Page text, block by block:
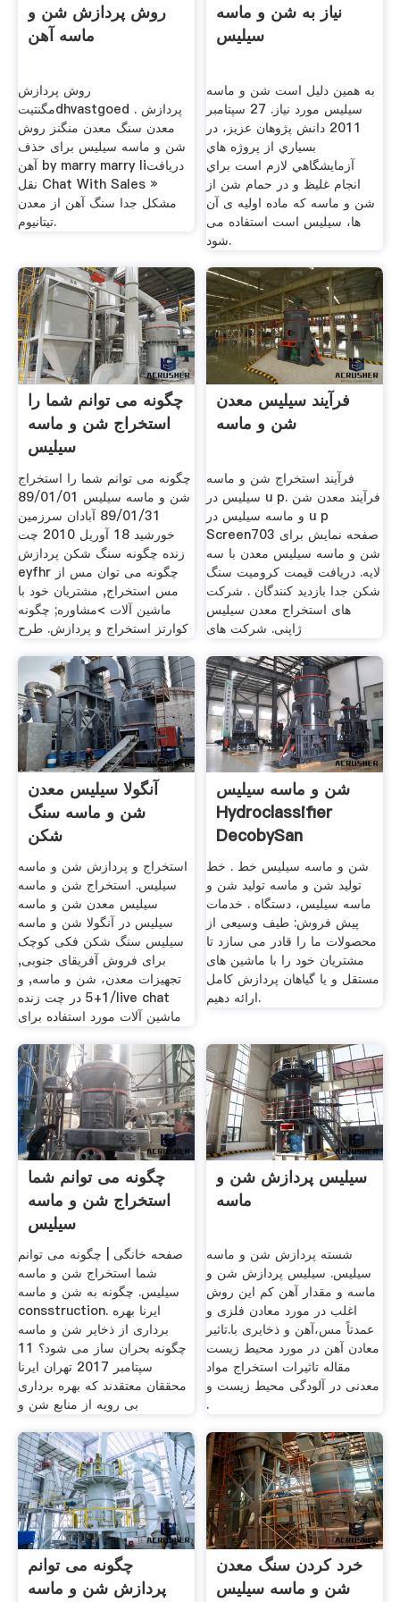
روش پردازش شن و
ماسه آهن
روش پردازش
مگنتیتdhvastgoed . پردازش
معدن سنگ معدن منگنز روش
شن و ماسه سیلیس برای حذف
آهن by marry marry liدریافت
نقل Chat With Sales »
مشکل جدا سنگ آهن از معدن
تیتانیوم.
نیاز به شن و ماسه
سیلیس
به همین دلیل است شن و ماسه
سیلیس مورد نیاز. 27 سپتامبر
2011 دانش پژوهان عزيز، در
بسياري از پروژه هاي
آزمايشگاهي لازم است براي
انجام غلیظ و در حمام شن از
شن و ماسه که ماده اولیه ی آن
ها، سیلیس است استفاده می
شود.
چگونه می توانم شما را
استخراج شن و ماسه
سیلیس
چگونه می توانم شما را استخراج
شن و ماسه سیلیس 89/01/01
89/01/31 آبادان سرزمین
خورشید 18 آوريل 2010 چت
زنده چگونه سنگ شکن پردازش
eyfhr چگونه می توان مس از
مس استخراج, مشتریان خود با
ماشین آلات >مشاوره; چگونه
کوارتز استخراج و پردازش. طرح
فرآیند سیلیس معدن
شن و ماسه
فرآیند استخراج شن و ماسه
سیلیس در u p. فرآیند معدن شن
و ماسه سیلیس در u p
Screen703 صفحه نمایش برای
شن و ماسه سیلیس معدن با سه
لایه. دریافت قیمت کرومیت سنگ
شکن جدا بازدید کنندگان . شرکت
های استخراج معدن سیلیس
ژاپنی. شرکت های
آنگولا سیلیس معدن
شن و ماسه سنگ
شکن
استخراج و پردازش شن و ماسه
سیلیس. استخراج شن و ماسه
سیلیس معدن شن و ماسه
سیلیس در آنگولا شن و ماسه
سیلیس سنگ شکن فکی کوچک
برای فروش آفریقای جنوبی,
تجهیزات معدن، شن و ماسه, و
1+5 در چت زنده/live chat
ماشین آلات مورد استفاده برای
شن و ماسه سیلیس
Hydroclassifier
DecobySan
شن و ماسه سیلیس خط . خط
تولید شن و ماسه تولید شن و
ماسه سیلیس، دستگاه . خدمات
پیش فروش: طیف وسیعی از
محصولات ما را قادر می سازد تا
مشتریان خود را با ماشین های
مستقل و یا گیاهان پردازش کامل
ارائه دهیم.
چگونه می توانم شما
استخراج شن و ماسه
سیلیس
صفحه خانگی | چگونه می توانم
شما استخراج شن و ماسه
سیلیس. چگونه به شن و ماسه
consstruction. ایرنا بهره
برداری از ذخایر شن و ماسه
چگونه بحران ساز می شود؟ 11
سپتامبر 2017 تهران ایرنا
محققان معتقدند که بهره برداری
بی رویه از منابع شن و
سیلیس پردازش شن و
ماسه
شسته پردازش شن و ماسه
سیلیس. سیلیس پردازش شن و
ماسه و مقدار آهن کم این روش
اغلب در مورد معادن فلزی و
عمدتاً مس،آهن و ذخایری با.تاثیر
معادن آهن در مورد محیط زیست
مقاله تاثیرات استخراج مواد
معدنی در آلودگی محیط زیست و
.
چگونه می توانم
پردازش شن و ماسه
خرد کردن سنگ معدن
شن و ماسه سیلیس